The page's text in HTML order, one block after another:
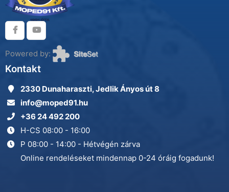
Powered by:
Kontakt
2330 Dunaharaszti, Jedlik Ányos út 8
info@moped91.hu
+36 24 492 200
H-CS 08:00 - 16:00
P 08:00 - 14:00 - Hétvégén zárva
Online rendeléseket mindennap 0-24 óráig fogadunk!